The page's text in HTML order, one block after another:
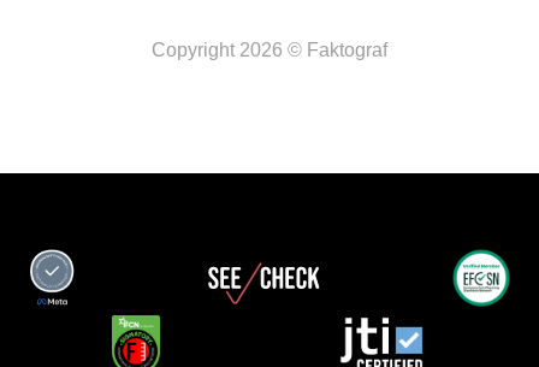
Copyright 2026 © Faktograf